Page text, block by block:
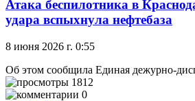
Атака беспилотника в
удара вспыхнула нефтебаза
8 июня 2026 г. 0:55
Об этом сообщила Единая дежурно-
1812
0